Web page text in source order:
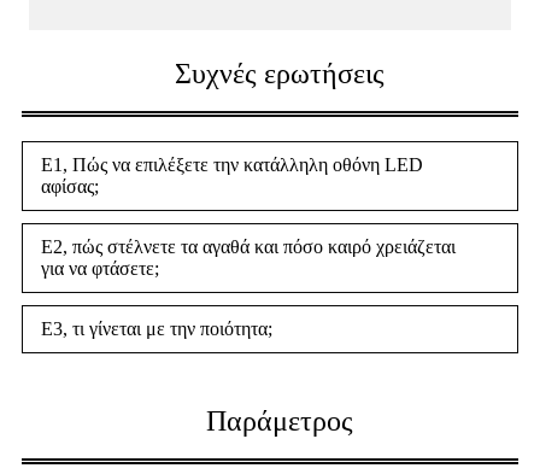
Συχνές ερωτήσεις
Ε1, Πώς να επιλέξετε την κατάλληλη οθόνη LED
αφίσας;
Ε2, πώς στέλνετε τα αγαθά και πόσο καιρό χρειάζεται
για να φτάσετε;
Ε3, τι γίνεται με την ποιότητα;
Παράμετρος